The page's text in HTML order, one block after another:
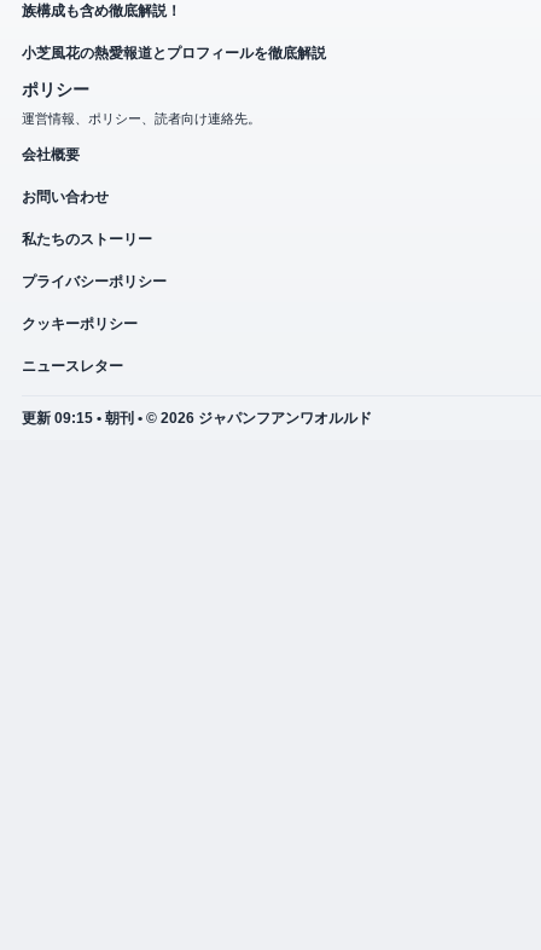
族構成も含め徹底解説！
小芝風花の熱愛報道とプロフィールを徹底解説
ポリシー
運営情報、ポリシー、読者向け連絡先。
会社概要
お問い合わせ
私たちのストーリー
プライバシーポリシー
クッキーポリシー
ニュースレター
更新 09:15 • 朝刊 • © 2026 ジャパンフアンワオルルド